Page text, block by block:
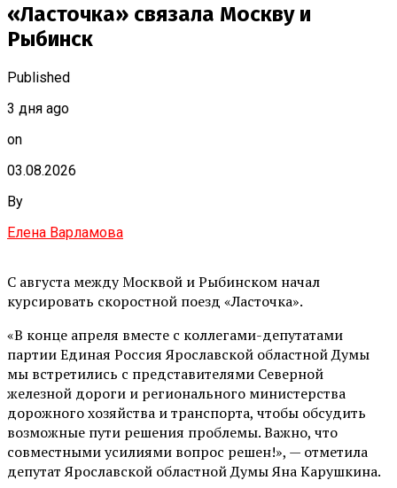
«Ласточка» связала Москву и
Рыбинск
Published
3 дня ago
on
03.08.2026
By
Елена Варламова
С августа между Москвой и Рыбинском начал
курсировать скоростной поезд «Ласточка».
«В конце апреля вместе с коллегами-депутатами
партии Единая Россия Ярославской областной Думы
мы встретились с представителями Северной
железной дороги и регионального министерства
дорожного хозяйства и транспорта, чтобы обсудить
возможные пути решения проблемы. Важно, что
совместными усилиями вопрос решен!», — отметила
депутат Ярославской областной Думы Яна Карушкина.